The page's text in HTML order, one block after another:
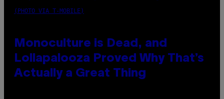
(PHOTO VIA T-MOBILE)
Monoculture is Dead, and
Lollapalooza Proved Why That’s
Actually a Great Thing